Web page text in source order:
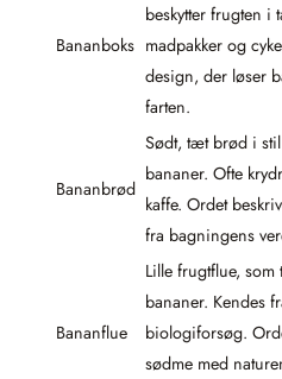
Bananboks
beskytter frugten i
madpakker og
design, der løser
farten.
Bananbrød
Sødt, tæt brød i
bananer. Ofte
kaffe. Ordet
fra bagningens
Bananflue
Lille frugtflue,
bananer. Kendes
biologiforsøg.
sødme med